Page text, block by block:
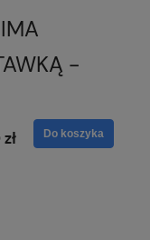
-
Do koszyka